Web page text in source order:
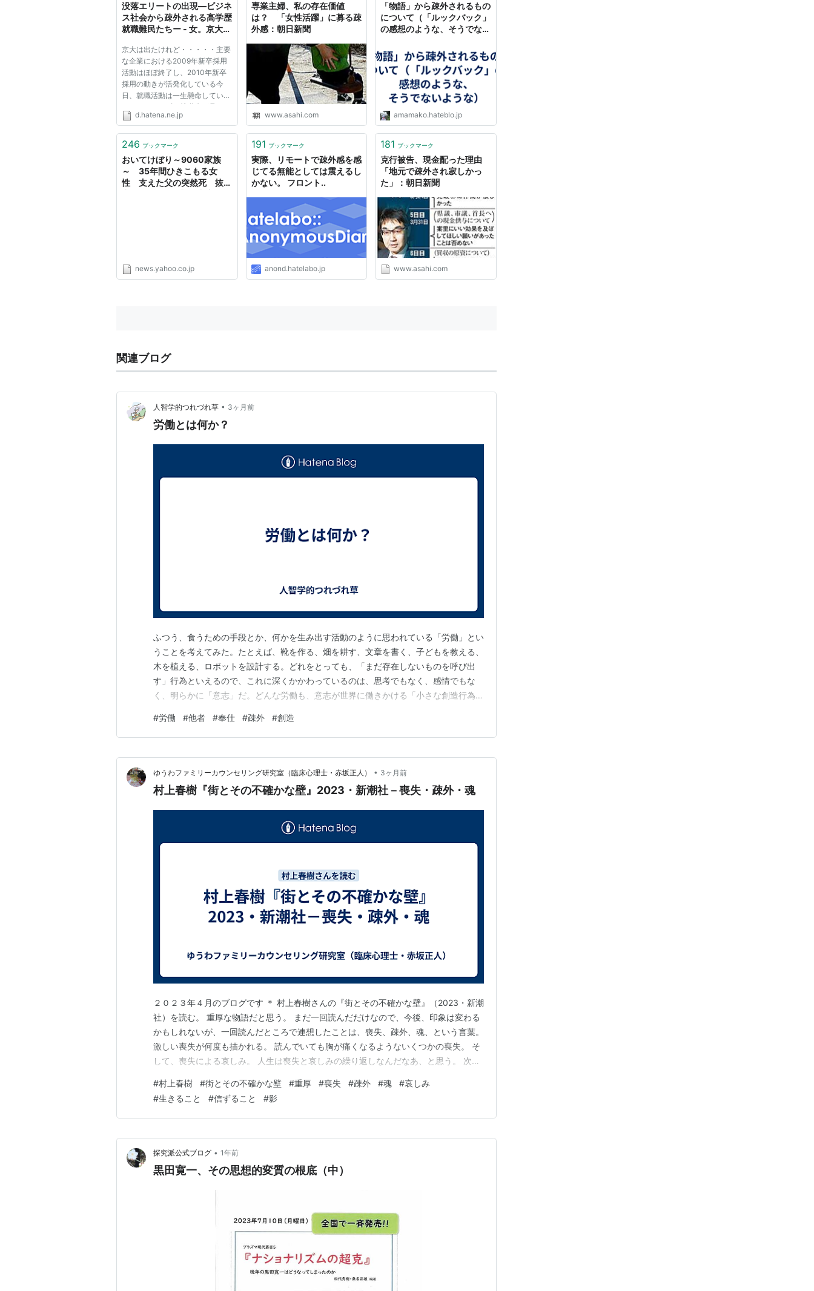
没落エリートの出現―ビジネ
ス社会から疎外される高学歴
就職難民たちー - 女。京大生
京大は出たけれど・・・・・主要
な企業における2009年新卒採用
活動はほぼ終了し、2010年新卒
採用の動きが活発化している今
日、就職活動は一生懸命している
にもかかわらず、就職先が見つか
らない、あるいは、希望の就職先
内定し悶々とした日々を過ごして
いる高学歴大学生がここ京都大学
に...
d.hatena.ne.jp
専業主婦、私の存在価値
は？ 「女性活躍」に募る疎
外感：朝日新聞
www.asahi.com
「物語」から疎外されるもの
について（「ルックバック」
の感想のような、そうでない
amamako.hateblo.jp
246 ブックマーク
おいてけぼり～9060家族
～ 35年間ひきこもる女
性 支えた父の突然死 抜け
news.yahoo.co.jp
191 ブックマーク
実際、リモートで疎外感を感
じてる無能としては震えるし
かない。 フロント..
anond.hatelabo.jp
181 ブックマーク
克行被告、現金配った理由
「地元で疎外され寂しかっ
た」：朝日新聞
www.asahi.com
関連ブログ
人智学的つれづれ草 • 3ヶ月前
労働とは何か？
ふつう、食うための手段とか、何かを生み出す活動のように思われている「労働」とい
うことを考えてみた。たとえば、靴を作る、畑を耕す、文章を書く、子どもを教える、
木を植える、ロボットを設計する。どれをとっても、「まだ存在しないものを呼び出
す」行為といえるので、これに深くかかわっているのは、思考でもなく、感情でもな
く、明らかに「意志」だ。どんな労働も、意志が世界に働きかける「小さな創造行為」
せない。これはシュタイナー経済思想の核心なのだが、人は自分のためにはほとんど働
いていないことを思えば、当然の構造といえる。パン職人は自分…
#労働 #他者 #奉仕 #疎外 #創造
ゆうわファミリーカウンセリング研究室（臨床心理士・赤坂正人） • 3ヶ月前
村上春樹『街とその不確かな壁』2023・新潮社－喪失・疎外・魂
２０２３年４月のブログです ＊ 村上春樹さんの『街とその不確かな壁』（2023・新潮
社）を読む。 重厚な物語だと思う。 まだ一回読んだだけなので、今後、印象は変わる
かもしれないが、一回読んだところで連想したことは、喪失、疎外、魂、という言葉。
激しい喪失が何度も描かれる。 読んでいても胸が痛くなるようないくつかの喪失。 そ
して、喪失による哀しみ。 人生は喪失と哀しみの繰り返しなんだなあ、と思う。 次
き生きと生きられず、なかば死んだように生きる。 何かを恐れるように、生きる。 個
性は潰され、人々は平板な人生を生きる。…
#村上春樹 #街とその不確かな壁 #重厚 #喪失 #疎外 #魂 #哀しみ
#生きること #信ずること #影
探究派公式ブログ • 1年前
黒田寛一、その思想的変質の根底（中）